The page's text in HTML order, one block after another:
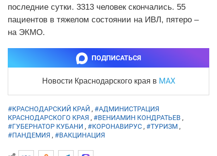
последние сутки. 3313 человек скончались. 55
пациентов в тяжелом состоянии на ИВЛ, пятеро –
на ЭКМО.
ПОДПИСАТЬСЯ
Новости Краснодарского края в MAX
#КРАСНОДАРСКИЙ КРАЙ , #АДМИНИСТРАЦИЯ
КРАСНОДАРСКОГО КРАЯ , #ВЕНИАМИН КОНДРАТЬЕВ ,
#ГУБЕРНАТОР КУБАНИ , #КОРОНАВИРУС , #ТУРИЗМ ,
#ПАНДЕМИЯ , #ВАКЦИНАЦИЯ